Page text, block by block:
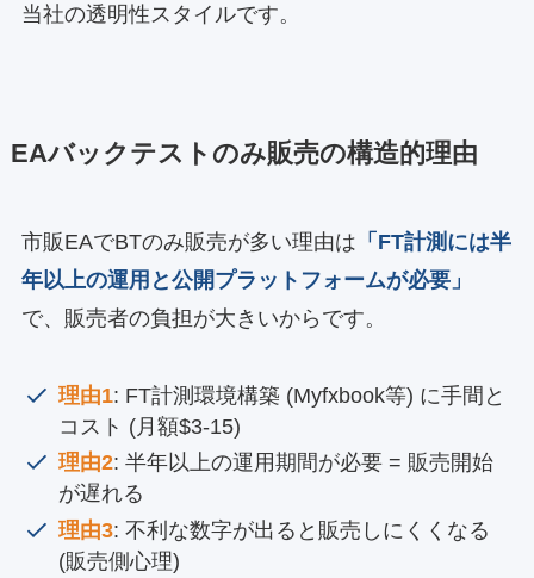
当社の透明性スタイルです。
EAバックテストのみ販売の構造的理由
市販EAでBTのみ販売が多い理由は 「FT計測には半
年以上の運用と公開プラットフォームが必要」
で、販売者の負担が大きいからです。
理由1: FT計測環境構築 (Myfxbook等) に手間と
コスト (月額$3-15)
理由2: 半年以上の運用期間が必要 = 販売開始
が遅れる
理由3: 不利な数字が出ると販売しにくくなる
(販売側心理)